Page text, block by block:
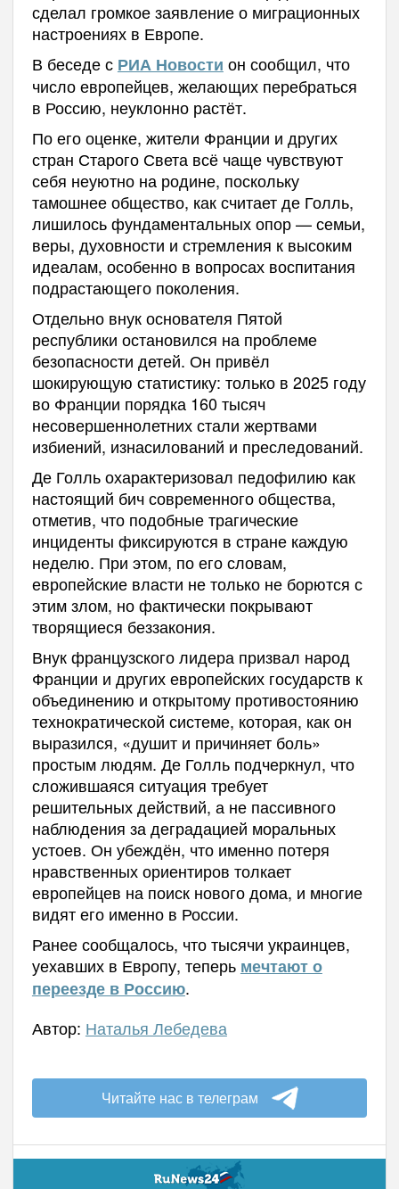
сделал громкое заявление о миграционных
настроениях в Европе.
В беседе с РИА Новости он сообщил, что
число европейцев, желающих перебраться
в Россию, неуклонно растёт.
По его оценке, жители Франции и других
стран Старого Света всё чаще чувствуют
себя неуютно на родине, поскольку
тамошнее общество, как считает де Голль,
лишилось фундаментальных опор — семьи,
веры, духовности и стремления к высоким
идеалам, особенно в вопросах воспитания
подрастающего поколения.
Отдельно внук основателя Пятой
республики остановился на проблеме
безопасности детей. Он привёл
шокирующую статистику: только в 2025 году
во Франции порядка 160 тысяч
несовершеннолетних стали жертвами
избиений, изнасилований и преследований.
Де Голль охарактеризовал педофилию как
настоящий бич современного общества,
отметив, что подобные трагические
инциденты фиксируются в стране каждую
неделю. При этом, по его словам,
европейские власти не только не борются с
этим злом, но фактически покрывают
творящиеся беззакония.
Внук французского лидера призвал народ
Франции и других европейских государств к
объединению и открытому противостоянию
технократической системе, которая, как он
выразился, «душит и причиняет боль»
простым людям. Де Голль подчеркнул, что
сложившаяся ситуация требует
решительных действий, а не пассивного
наблюдения за деградацией моральных
устоев. Он убеждён, что именно потеря
нравственных ориентиров толкает
европейцев на поиск нового дома, и многие
видят его именно в России.
Ранее сообщалось, что тысячи украинцев,
уехавших в Европу, теперь мечтают о
переезде в Россию.
Автор: Наталья Лебедева
Читайте нас в телеграм